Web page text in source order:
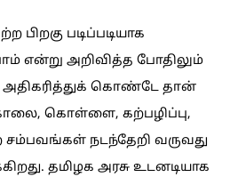
பிறகு படிப்படியாக
என்று அறிவித்த போதிலும்
கொண்டே தான்
கொள்ளை, கற்பழிப்பு,
நடந்தேறி வருவது
தமிழக அரசு உடனடியாக